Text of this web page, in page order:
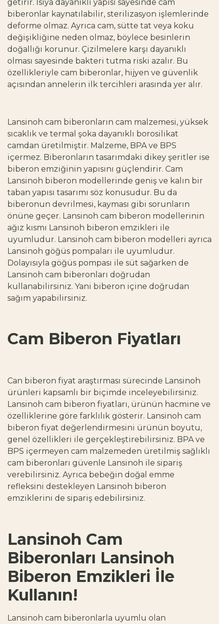
getirir. Isıya dayanıklı yapısı sayesinde cam
biberonlar kaynatılabilir, sterilizasyon işlemlerinde
deforme olmaz. Ayrıca cam, sütte tat veya koku
değişikliğine neden olmaz, böylece besinlerin
doğallığı korunur. Çizilmelere karşı dayanıklı
olması sayesinde bakteri tutma riski azalır. Bu
özellikleriyle cam biberonlar, hijyen ve güvenlik
açısından annelerin ilk tercihleri arasında yer alır.
Lansinoh cam biberonların cam malzemesi, yüksek
sıcaklık ve termal şoka dayanıklı borosilikat
camdan üretilmiştir. Malzeme, BPA ve BPS
içermez. Biberonların tasarımdaki dikey şeritler ise
biberon emziğinin yapısını güçlendirir. Cam
Lansinoh biberon modellerinde geniş ve kalın bir
taban yapısı tasarımı söz konusudur. Bu da
biberonun devrilmesi, kayması gibi sorunların
önüne geçer. Lansinoh cam biberon modellerinin
ağız kısmı Lansinoh biberon emzikleri ile
uyumludur. Lansinoh cam biberon modelleri ayrıca
Lansinoh göğüs pompaları ile uyumludur.
Dolayısıyla göğüs pompası ile süt sağarken de
Lansinoh cam biberonları doğrudan
kullanabilirsiniz. Yani biberon içine doğrudan
sağım yapabilirsiniz.
Cam Biberon Fiyatları
Can biberon fiyat araştırması sürecinde Lansinoh
ürünleri kapsamlı bir biçimde inceleyebilirsiniz.
Lansinoh cam biberon fiyatları, ürünün hacmine ve
özelliklerine göre farklılık gösterir. Lansinoh cam
biberon fiyat değerlendirmesini ürünün boyutu,
genel özellikleri ile gerçekleştirebilirsiniz. BPA ve
BPS içermeyen cam malzemeden üretilmiş sağlıklı
cam biberonları güvenle Lansinoh ile sipariş
verebilirsiniz. Ayrıca bebeğin doğal emme
refleksini destekleyen Lansinoh biberon
emziklerini de sipariş edebilirsiniz.
Lansinoh Cam
Biberonları Lansinoh
Biberon Emzikleri İle
Kullanın!
Lansinoh cam biberonlarla uyumlu olan